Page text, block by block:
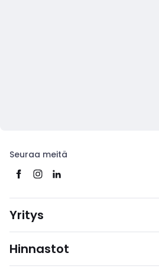
Seuraa meitä
Yritys
Hinnastot